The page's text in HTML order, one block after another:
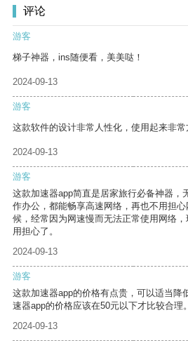
评论
游客
梯子神器，ins随便看，美美哒！
2024-09-13
游客
这款软件的设计非常人性化，使用起来非常
2024-09-13
游客
这款加速器app简直是居家旅行必备神器，
作办公，都能畅享高速网络，再也不用担
候，经常因为网速慢而无法正常使用网络
用担心了。
2024-09-13
游客
这款加速器app的价格有点贵，可以适当降
速器app的价格应该在50元以下才比较合理。
2024-09-13